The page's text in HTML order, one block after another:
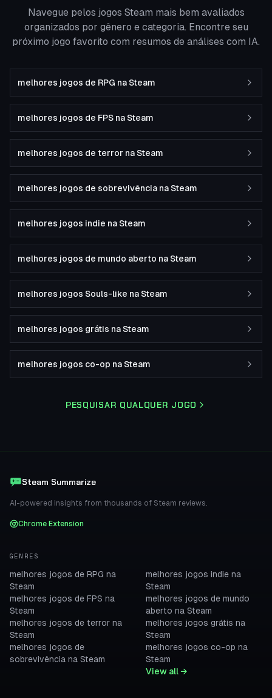
Navegue pelos jogos Steam mais bem avaliados
organizados por gênero e categoria. Encontre seu
próximo jogo favorito com resumos de análises com IA.
melhores jogos de RPG na Steam
melhores jogos de FPS na Steam
melhores jogos de terror na Steam
melhores jogos de sobrevivência na Steam
melhores jogos indie na Steam
melhores jogos de mundo aberto na Steam
melhores jogos Souls-like na Steam
melhores jogos grátis na Steam
melhores jogos co-op na Steam
PESQUISAR QUALQUER JOGO
Steam Summarize
AI-powered insights from thousands of Steam reviews.
Chrome Extension
GENRES
melhores jogos de RPG na
Steam
melhores jogos de FPS na
Steam
melhores jogos de terror na
Steam
melhores jogos de
sobrevivência na Steam
melhores jogos indie na
Steam
melhores jogos de mundo
aberto na Steam
melhores jogos grátis na
Steam
melhores jogos co-op na
Steam
View all →